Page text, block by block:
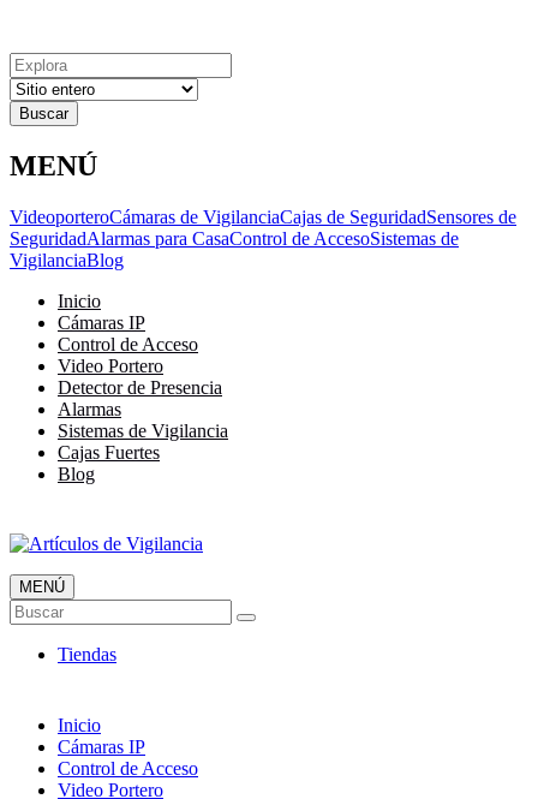
Resultados
para
MENÚ
VideoporteroCámaras de VigilanciaCajas de SeguridadSensores de
SeguridadAlarmas para CasaControl de AccesoSistemas de
VigilanciaBlog
Inicio
Cámaras IP
Control de Acceso
Video Portero
Detector de Presencia
Alarmas
Sistemas de Vigilancia
Cajas Fuertes
Blog
Artículos de Vigilancia
Envió 24/7!!!
MENÚ
Buscar
Tiendas
Inicio
Cámaras IP
Control de Acceso
Video Portero